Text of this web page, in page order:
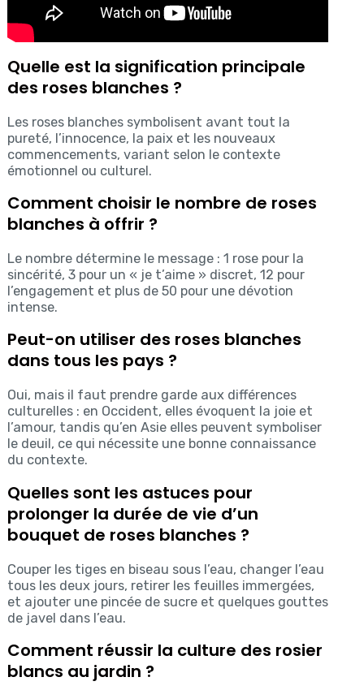
Quelle est la signification principale
des roses blanches ?
Les roses blanches symbolisent avant tout la
pureté, l’innocence, la paix et les nouveaux
commencements, variant selon le contexte
émotionnel ou culturel.
Comment choisir le nombre de roses
blanches à offrir ?
Le nombre détermine le message : 1 rose pour la
sincérité, 3 pour un « je t’aime » discret, 12 pour
l’engagement et plus de 50 pour une dévotion
intense.
Peut-on utiliser des roses blanches
dans tous les pays ?
Oui, mais il faut prendre garde aux différences
culturelles : en Occident, elles évoquent la joie et
l’amour, tandis qu’en Asie elles peuvent symboliser
le deuil, ce qui nécessite une bonne connaissance
du contexte.
Quelles sont les astuces pour
prolonger la durée de vie d’un
bouquet de roses blanches ?
Couper les tiges en biseau sous l’eau, changer l’eau
tous les deux jours, retirer les feuilles immergées,
et ajouter une pincée de sucre et quelques gouttes
de javel dans l’eau.
Comment réussir la culture des rosier
blancs au jardin ?